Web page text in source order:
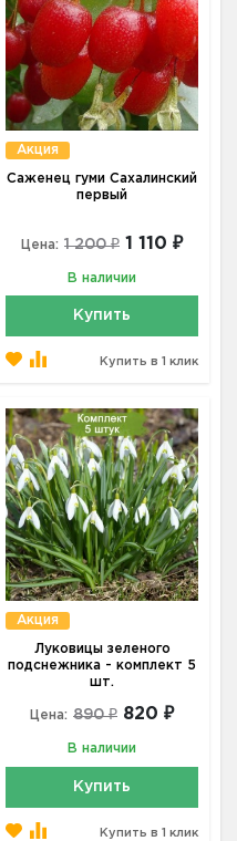
Акция
Саженец гуми Сахалинский
первый
Цена: 1 200 ₽ 1 110 ₽
В наличии
Купить
Купить в 1 клик
Акция
Луковицы зеленого
подснежника - комплект 5
шт.
Цена: 890 ₽ 820 ₽
В наличии
Купить
Купить в 1 клик